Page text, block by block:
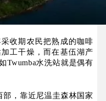
收期农民把熟成的咖啡
工干燥，而在基伍湖产
Twumba水洗站就是偶有
部，靠近尼温圭森林国家